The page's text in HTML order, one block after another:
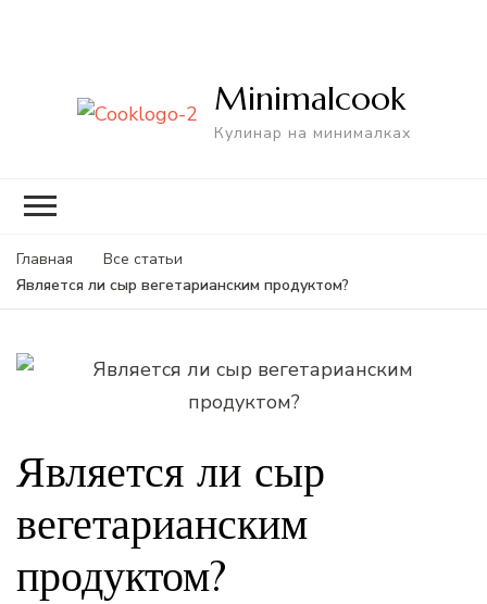
Minimalcook
Кулинар на минималках
Главная
Все статьи
Является ли сыр вегетарианским продуктом?
Является ли сыр
вегетарианским
продуктом?